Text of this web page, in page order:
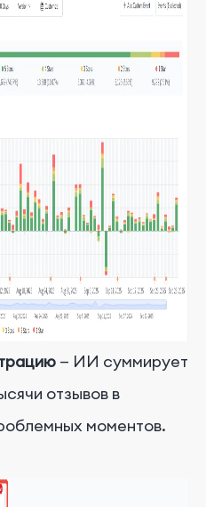
— ИИ суммирует
отзывов в
моментов.